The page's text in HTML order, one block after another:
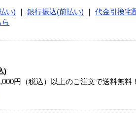
い) 銀行振込(前払い) 代金引換宅
)
円（税込）以上のご注文で送料無料！